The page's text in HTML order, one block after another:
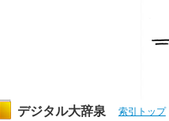
デジタル大辞泉 索引トップ